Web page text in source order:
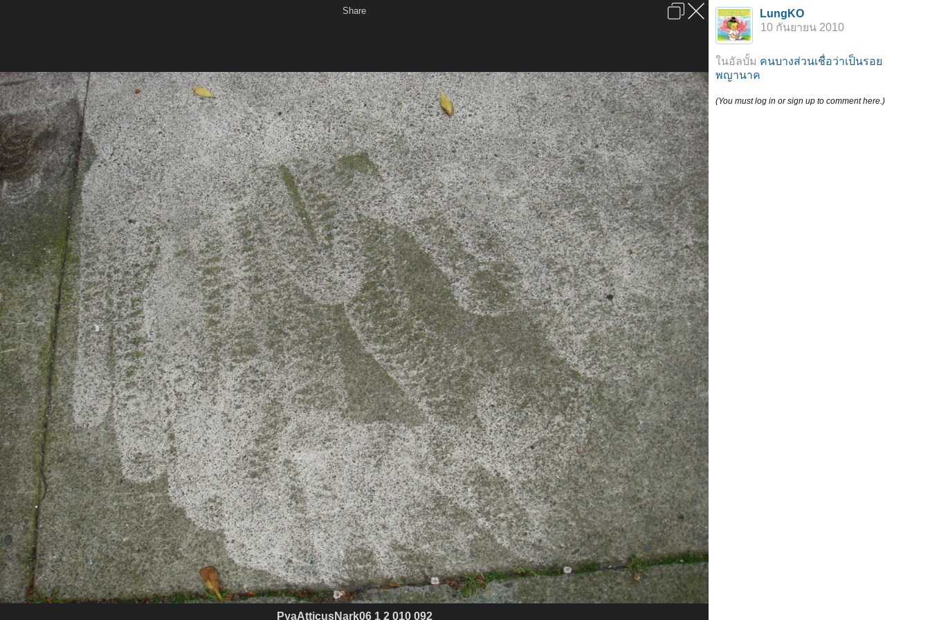
หน้าแรก รูปภาพ General LungKO คนบางส่วนเชื่อว่าเป็นรอยพญานาค
PyaAtticusNark06 1 2 010 092
หน้าแรก เว็บบอร์ด มีอะไรใหม่ วิดีโอ รูปภาพ
หมวดหมู่ มีอะไรใหม่ คอลเล็คชั่น สถานที่ กล้อง แท็ก
เสียงธรรม สมาชิก ห้องสนทนา
ลงโฆษณา ติดต่อเรา ช่วยเหลือ
Share
PyaAtticusNark06 1 2 010 092
LungKO
10 กันยายน 2010
ในอัลบั้ม คนบางส่วนเชื่อว่าเป็นรอย
พญานาค
(You must log in or sign up to comment here.)